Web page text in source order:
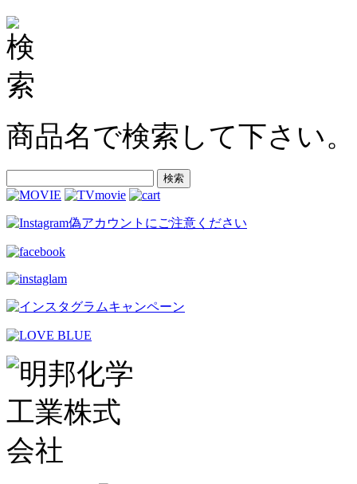
商品名で検索して下さい。